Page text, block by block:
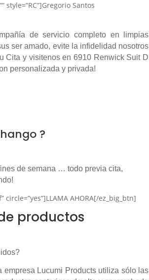
style=”RC”]Gregorio Santos
de servicio completo en limpias
ser amado, evite la infidelidad nosotros
Cita y visitenos en 6910 Renwick Suit D
personalizada y privada!
?
de semana … todo previa cita,
AHORA[/ez_big_btn]
productos
empresa Lucumi Products utiliza sólo las